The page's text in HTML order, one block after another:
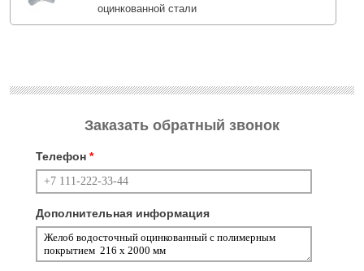
оцинкованной стали
Заказать обратный звонок
Телефон *
Дополнительная информация